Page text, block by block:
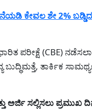
ಕೇವಲ ಶೇ 2%
ಪರೀಕ್ಷೆ (CBE)
ಬುದ್ಧಿಮತ್ತೆ, ತಾರ್ಕಿಕ
ಅರ್ಜಿ ಸಲ್ಲಿಸಲು ಪ್ರಮುಖ